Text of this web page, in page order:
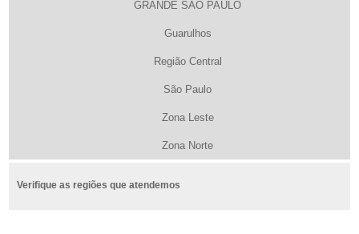
GRANDE SÃO PAULO
Guarulhos
Região Central
São Paulo
Zona Leste
Zona Norte
Verifique as regiões que atendemos